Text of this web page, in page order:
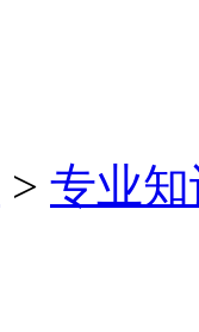
> 专业